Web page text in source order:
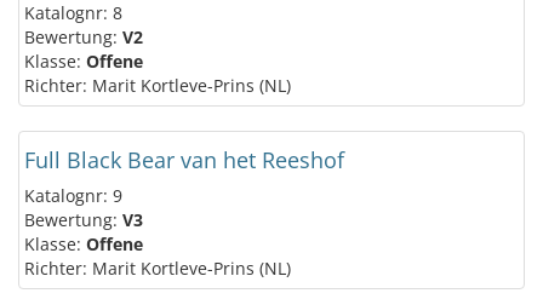
Katalognr: 8
Bewertung: V2
Klasse: Offene
Richter: Marit Kortleve-Prins (NL)
Full Black Bear van het Reeshof
Katalognr: 9
Bewertung: V3
Klasse: Offene
Richter: Marit Kortleve-Prins (NL)